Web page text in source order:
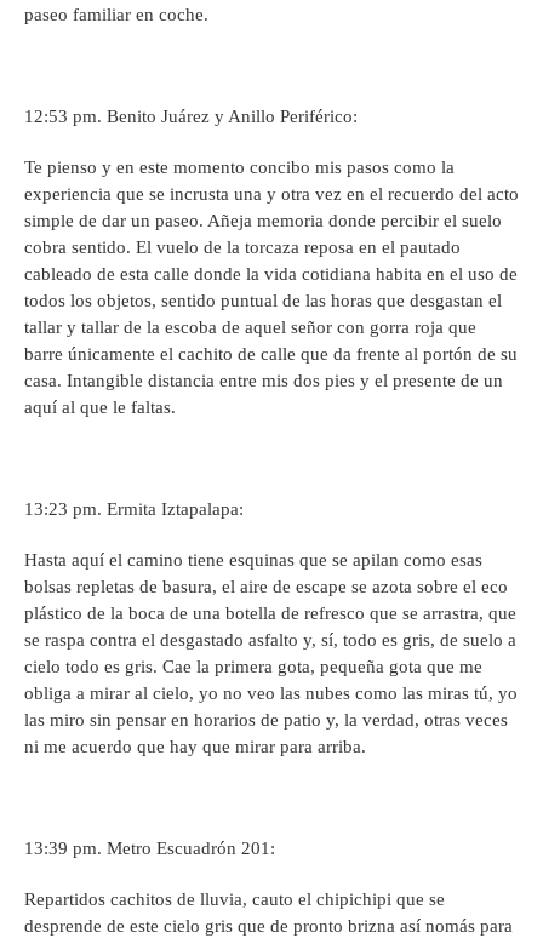
paseo familiar en coche.
12:53 pm. Benito Juárez y Anillo Periférico:
Te pienso y en este momento concibo mis pasos como la
experiencia que se incrusta una y otra vez en el recuerdo del acto
simple de dar un paseo. Añeja memoria donde percibir el suelo
cobra sentido. El vuelo de la torcaza reposa en el pautado
cableado de esta calle donde la vida cotidiana habita en el uso de
todos los objetos, sentido puntual de las horas que desgastan el
tallar y tallar de la escoba de aquel señor con gorra roja que
barre únicamente el cachito de calle que da frente al portón de su
casa. Intangible distancia entre mis dos pies y el presente de un
aquí al que le faltas.
13:23 pm. Ermita Iztapalapa:
Hasta aquí el camino tiene esquinas que se apilan como esas
bolsas repletas de basura, el aire de escape se azota sobre el eco
plástico de la boca de una botella de refresco que se arrastra, que
se raspa contra el desgastado asfalto y, sí, todo es gris, de suelo a
cielo todo es gris. Cae la primera gota, pequeña gota que me
obliga a mirar al cielo, yo no veo las nubes como las miras tú, yo
las miro sin pensar en horarios de patio y, la verdad, otras veces
ni me acuerdo que hay que mirar para arriba.
13:39 pm. Metro Escuadrón 201:
Repartidos cachitos de lluvia, cauto el chipichipi que se
desprende de este cielo gris que de pronto brizna así nomás para